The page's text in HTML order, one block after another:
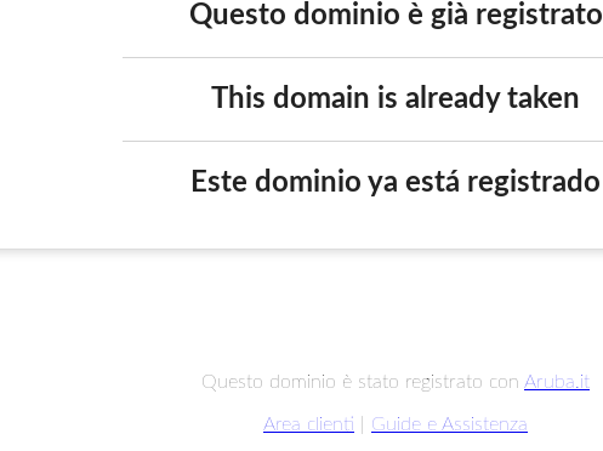
Questo dominio è già registrato
This domain is already taken
Este dominio ya está registrado
Questo dominio è stato registrato con Aruba.it
Area clienti Guide e Assistenza